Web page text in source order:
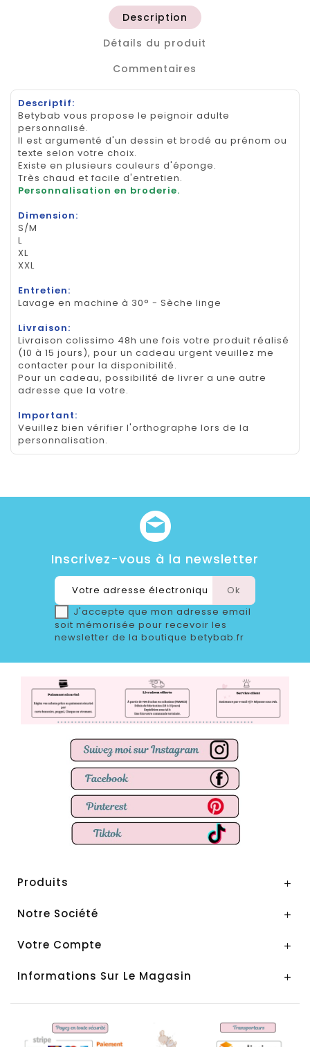
Description
Détails du produit
Commentaires
Descriptif:
Betybab vous propose le peignoir adulte
personnalisé.
Il est argumenté d'un dessin et brodé au prénom ou
texte selon votre choix.
Existe en plusieurs couleurs d'éponge.
Très chaud et facile d'entretien.
Personnalisation en broderie.
Dimension:
S/M
L
XL
XXL
Entretien:
Lavage en machine à 30° - Sèche linge
Livraison:
Livraison colissimo 48h une fois votre produit réalisé
(10 à 15 jours), pour un cadeau urgent veuillez me
contacter pour la disponibilité.
Pour un cadeau, possibilité de livrer a une autre
adresse que la votre.
Important:
Veuillez bien vérifier l'orthographe lors de la
personnalisation.
Inscrivez-vous à la newsletter
J'accepte que mon adresse email
soit mémorisée pour recevoir les
newsletter de la boutique betybab.fr
Produits 
Notre Société 
Votre Compte 
Informations Sur Le Magasin 